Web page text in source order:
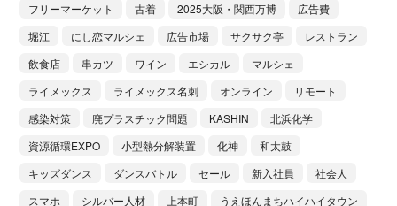
フリーマーケット
古着 2025大阪・関西万博
広告費
堀江
にし恋マルシェ 広告市場 サクサク亭
レストラン
飲食店
串カツ ワイン エシカル
マルシェ
ライメックス
ライメックス名刺 オンライン
リモート
感染対策
廃プラスチック問題 KASHIN
北浜化学
資源循環EXPO
小型熱分解装置 化神
和太鼓
キッズダンス
ダンスバトル セール 新入社員
社会人
スマホ
シルバー人材 上本町
うえほんまちハイハイタウン